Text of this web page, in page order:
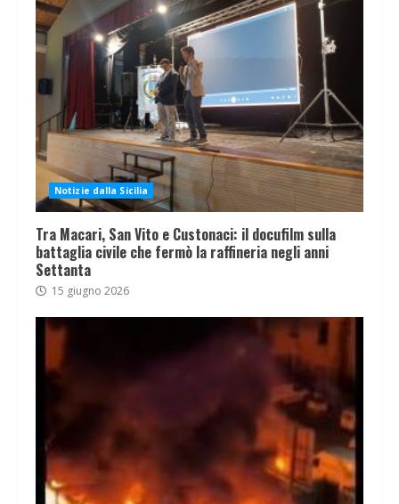
Notizie dalla Sicilia
Tra Macari, San Vito e Custonaci: il docufilm sulla
battaglia civile che fermò la raffineria negli anni
Settanta
15 giugno 2026